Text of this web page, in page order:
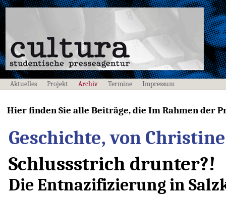
Aktuelles Projekt Archiv Termine Impressum
Hier finden Sie alle Beiträge, die Im Rahmen der
Geschichte, von
Schlussstrich drunter?!
Die Entnazifizierung in